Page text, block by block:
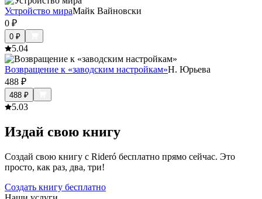
Устройство мираМайк Вайновски
0 ₽
0 ₽
5.04
Возвращение к «заводским настройкам»Н. Юрьева
488 ₽
488 ₽
5.03
Издай свою книгу
Создай свою книгу с Rideró бесплатно прямо сейчас. Это
просто, как раз, два, три!
Создать книгу бесплатно